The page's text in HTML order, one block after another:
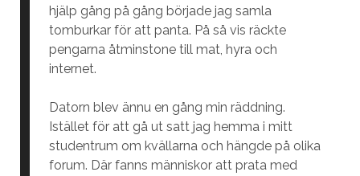
hjälp gång på gång började jag samla
tomburkar för att panta. På så vis räckte
pengarna åtminstone till mat, hyra och
internet.
Datorn blev ännu en gång min räddning.
Istället för att gå ut satt jag hemma i mitt
studentrum om kvällarna och hängde på olika
forum. Där fanns människor att prata med